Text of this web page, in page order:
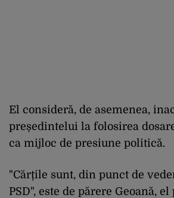
El consideră, de asemenea,
președintelui la folosirea
ca mijloc de presiune politică.
"Cărțile sunt, din punct de
PSD", este de părere Geoană,